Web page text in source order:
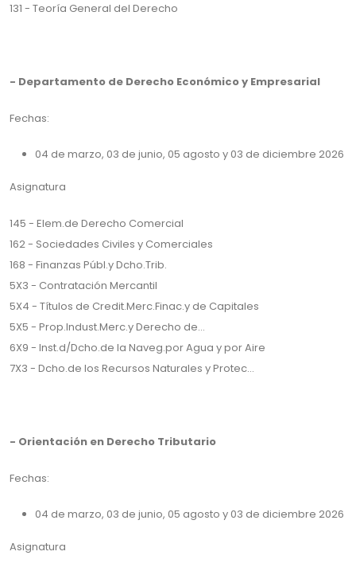
131 - Teoría General del Derecho
- Departamento de Derecho Económico y Empresarial
Fechas:
04 de marzo, 03 de junio, 05 agosto y 03 de diciembre 2026
Asignatura
145 - Elem.de Derecho Comercial
162 - Sociedades Civiles y Comerciales
168 - Finanzas Públ.y Dcho.Trib.
5X3 - Contratación Mercantil
5X4 - Títulos de Credit.Merc.Finac.y de Capitales
5X5 - Prop.Indust.Merc.y Derecho de...
6X9 - Inst.d/Dcho.de la Naveg.por Agua y por Aire
7X3 - Dcho.de los Recursos Naturales y Protec…
- Orientación en Derecho Tributario
Fechas:
04 de marzo, 03 de junio, 05 agosto y 03 de diciembre 2026
Asignatura